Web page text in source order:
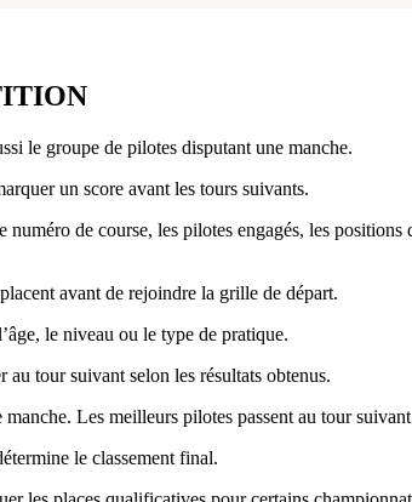
le groupe de pilotes disputant une manche.
un score avant les tours suivants.
numéro de course, les pilotes engagés, les
avant de rejoindre la grille de départ.
le niveau ou le type de pratique.
au tour suivant selon les résultats obtenus.
manche. Les meilleurs pilotes passent au tour
le classement final.